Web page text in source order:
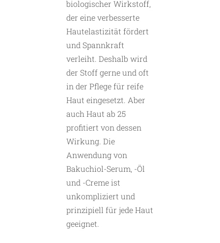
biologischer Wirkstoff,
der eine verbesserte
Hautelastizität fördert
und Spannkraft
verleiht. Deshalb wird
der Stoff gerne und oft
in der Pflege für reife
Haut eingesetzt. Aber
auch Haut ab 25
profitiert von dessen
Wirkung. Die
Anwendung von
Bakuchiol-Serum, -Öl
und -Creme ist
unkompliziert und
prinzipiell für jede Haut
geeignet.